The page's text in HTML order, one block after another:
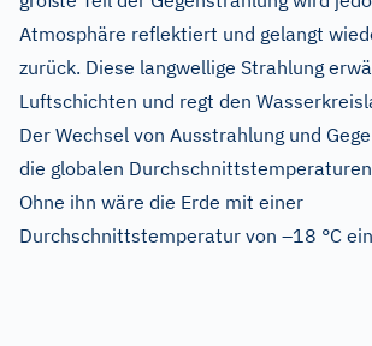
Atmosphäre reflektiert und gelangt
zurück. Diese langwellige Strahlung
Luftschichten und regt den
Der Wechsel von Ausstrahlung und
die globalen
Ohne ihn wäre die Erde mit einer
Durchschnittstemperatur von –18 °C